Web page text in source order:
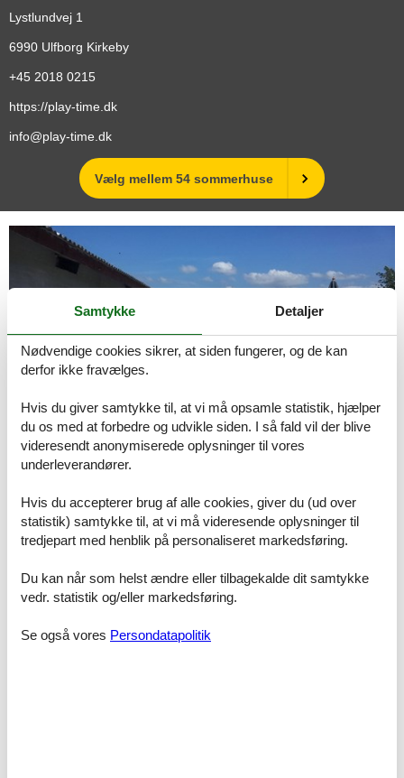
Lystlundvej 1
6990 Ulfborg Kirkeby
+45 2018 0215
https://play-time.dk
info@play-time.dk
Vælg mellem 54 sommerhuse
Samtykke Detaljer
Nødvendige cookies sikrer, at siden fungerer, og de kan
derfor ikke fravælges.
Hvis du giver samtykke til, at vi må opsamle statistik, hjælper
du os med at forbedre og udvikle siden. I så fald vil der blive
videresendt anonymiserede oplysninger til vores
underleverandører.
Hvis du accepterer brug af alle cookies, giver du (ud over
statistik) samtykke til, at vi må videresende oplysninger til
tredjepart med henblik på personaliseret markedsføring.
Du kan når som helst ændre eller tilbagekalde dit samtykke
vedr. statistik og/eller markedsføring.
Se også vores Persondatapolitik